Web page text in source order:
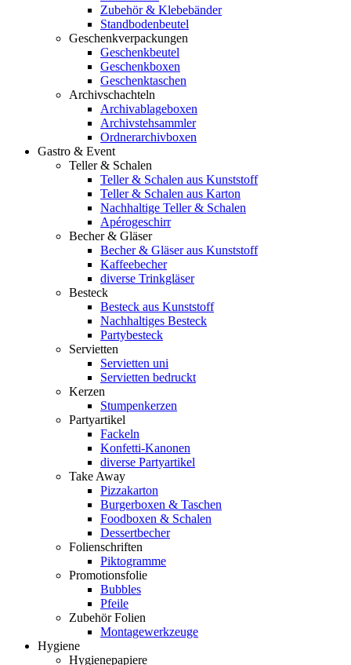
Zubehör & Klebebänder
Standbodenbeutel
Geschenkverpackungen
Geschenkbeutel
Geschenkboxen
Geschenktaschen
Archivschachteln
Archivablageboxen
Archivstehsammler
Ordnerarchivboxen
Gastro & Event
Teller & Schalen
Teller & Schalen aus Kunststoff
Teller & Schalen aus Karton
Nachhaltige Teller & Schalen
Apérogeschirr
Becher & Gläser
Becher & Gläser aus Kunststoff
Kaffeebecher
diverse Trinkgläser
Besteck
Besteck aus Kunststoff
Nachhaltiges Besteck
Partybesteck
Servietten
Servietten uni
Servietten bedruckt
Kerzen
Stumpenkerzen
Partyartikel
Fackeln
Konfetti-Kanonen
diverse Partyartikel
Take Away
Pizzakarton
Burgerboxen & Taschen
Foodboxen & Schalen
Dessertbecher
Folienschriften
Piktogramme
Promotionsfolie
Bubbles
Pfeile
Zubehör Folien
Montagewerkzeuge
Hygiene
Hygienepapiere